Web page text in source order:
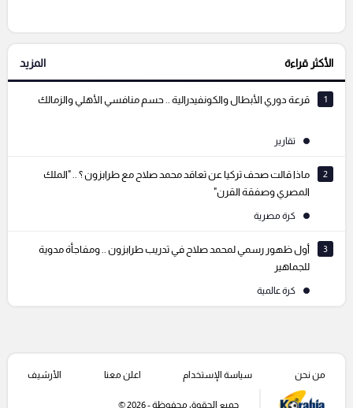
التعليقات السابقة
الأكثر قراءة المزيد
1 قرعة دوري الأبطال والكونفيدرالية .. حسم منافسي الأهلي والزمالك
تقارير
2
ماذا قالت صحف تركيا عن تعاقد محمد صلاح مع طرابزون ؟ .. "الملك
المصري وصفقة القرن"
كرة مصرية
3
أول ظهور رسمي لمحمد صلاح في تدريب طرابزون .. ومفاجأة مدوية
للجماهير
كرة عالمية
من نحن سياسة الإستخدام اعلن معنا الأرشيف
جميع الحقوق محفوظة - 2026 ©